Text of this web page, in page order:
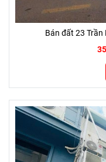
Bán đất 23 Trần